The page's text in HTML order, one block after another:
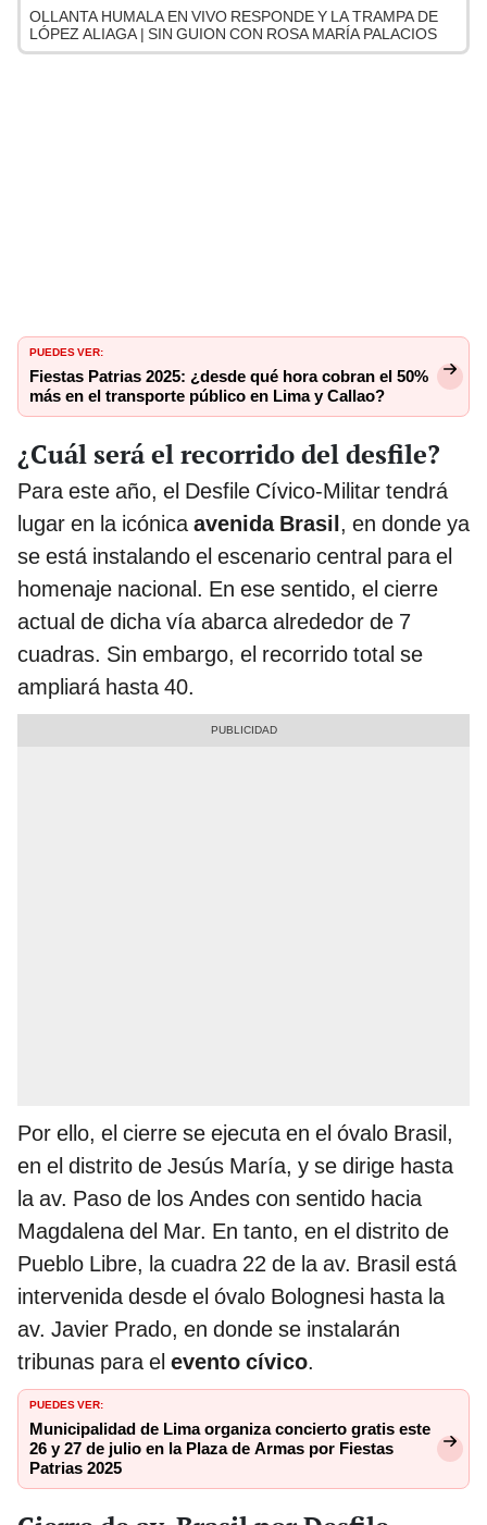
OLLANTA HUMALA EN VIVO RESPONDE Y LA TRAMPA DE
LÓPEZ ALIAGA | SIN GUION CON ROSA MARÍA PALACIOS
PUEDES VER:
Fiestas Patrias 2025: ¿desde qué hora cobran el 50%
más en el transporte público en Lima y Callao?
¿Cuál será el recorrido del desfile?
Para este año, el Desfile Cívico-Militar tendrá
lugar en la icónicaavenida Brasil, en donde ya
se está instalando el escenario central para el
homenaje nacional. En ese sentido, el cierre
actual de dicha vía abarca alrededor de 7
cuadras. Sin embargo, el recorrido total se
ampliará hasta 40.
Por ello, el cierre se ejecuta en el óvalo Brasil,
en el distrito de Jesús María, y se dirige hasta
la av. Paso de los Andes con sentido hacia
Magdalena del Mar. En tanto, en el distrito de
Pueblo Libre, la cuadra 22 de la av. Brasil está
intervenida desde el óvalo Bolognesi hasta la
av. Javier Prado, en donde se instalarán
tribunas para el evento cívico.
PUEDES VER:
Municipalidad de Lima organiza concierto gratis este
26 y 27 de julio en la Plaza de Armas por Fiestas
Patrias 2025